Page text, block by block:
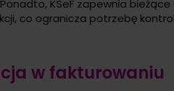
KSeF zapewnia bieżące
co ogranicza potrzebę
w fakturowaniu